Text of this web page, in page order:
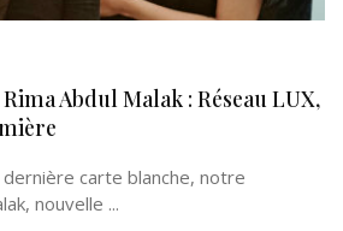
Abdul Malak : Réseau LUX,
carte blanche, notre
nouvelle ...